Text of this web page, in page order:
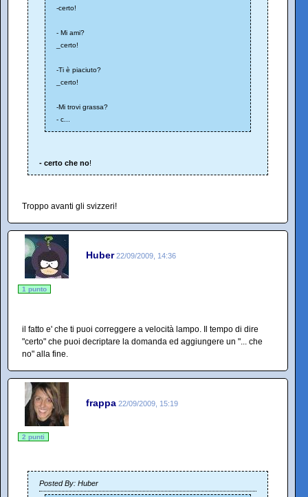
-certo!
- Mi ami?
_certo!
-Ti è piaciuto?
_certo!
-Mi trovi grassa?
- c...
- certo che no!
Troppo avanti gli svizzeri!
Huber 22/09/2009, 14:36
1 punto
il fatto e' che ti puoi correggere a velocità lampo. Il tempo di dire
"certo" che puoi decriptare la domanda ed aggiungere un "... che
no" alla fine.
frappa 22/09/2009, 15:19
2 punti
Posted By: Huber